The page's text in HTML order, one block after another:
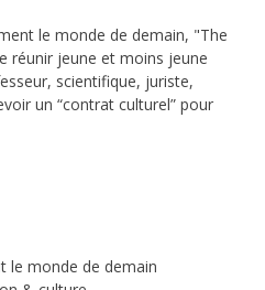
le monde de demain, "The
réunir jeune et moins jeune
scientifique, juriste,
un “contrat culturel” pour
le monde de demain